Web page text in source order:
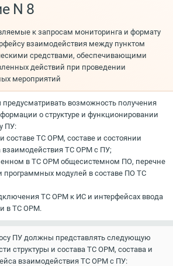
N 8
к запросам мониторинга и формату
взаимодействия между пунктом
средствами, обеспечивающими
действий при проведении
мероприятий
возможность получения
о структуре и функционировании
ПУ:
и составе ТС ОРМ, составе и состоянии
взаимодействия ТС ОРМ с ПУ;
в ТС ОРМ общесистемном ПО, перечне
программных модулей в составе ПО ТС
ТС ОРМ к ИС и интерфейсах ввода
в ТС ОРМ.
ПУ должны представлять следующую
структуры и состава ТС ОРМ, состава и
взаимодействия ТС ОРМ с ПУ: